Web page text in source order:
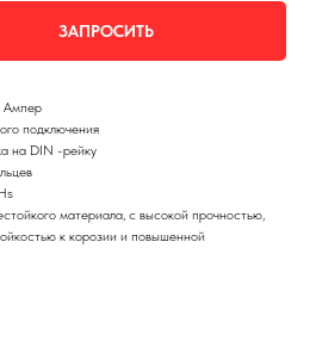
ЗАПРОСИТЬ
Ампер
подключения
на DIN -рейку
материала, с высокой прочностью,
к корозии и повышенной